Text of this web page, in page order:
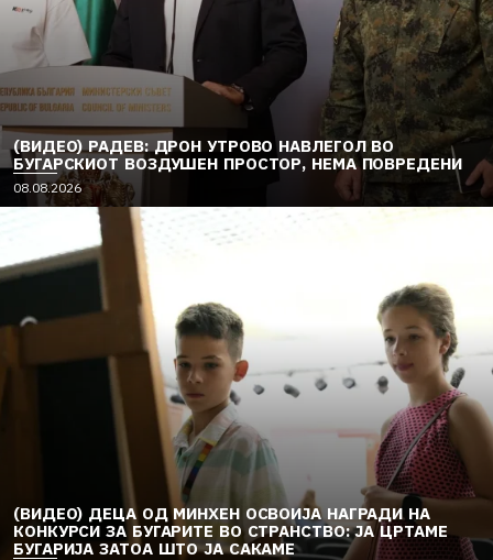
(ВИДЕО) РАДЕВ: ДРОН УТРОВО НАВЛЕГОЛ ВО
БУГАРСКИОТ ВОЗДУШЕН ПРОСТОР, НЕМА ПОВРЕДЕНИ
08.08.2026
(ВИДЕО) ДЕЦА ОД МИНХЕН ОСВОИЈА НАГРАДИ НА
КОНКУРСИ ЗА БУГАРИТЕ ВО СТРАНСТВО: ЈА ЦРТАМЕ
БУГАРИЈА ЗАТОА ШТО ЈА САКАМЕ